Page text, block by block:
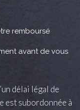
remboursé
avant de vous
délai légal de
est subordonnée à